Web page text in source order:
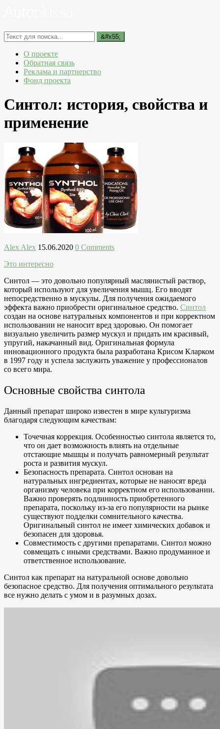
О проекте
Обратная связь
Реклама и партнерство
Фонд проекта
Синтол: история, свойства и
применение
Alex Alex 15.06.2020 0 Comments
Это интересно
Синтол — это довольно популярный маслянистый раствор,
который используют для увеличения мышц. Его вводят
непосредственно в мускулы. Для получения ожидаемого
эффекта важно приобрести оригинальное средство. Синтол
создан на основе натуральных компонентов и при корректном
использовании не наносит вред здоровью. Он помогает
визуально увеличить размер мускул и придать им красивый,
упругий, накачанный вид. Оригинальная формула
инновационного продукта была разработана Крисом Кларком
в 1997 году и успела заслужить уважение у профессионалов
со всего мира.
Основные свойства синтола
Данный препарат широко известен в мире культуризма
благодаря следующим качествам:
Точечная коррекция. Особенностью синтола является то,
что он дает возможность влиять на отдельные
отстающие мышцы и получать равномерный результат
роста и развития мускул.
Безопасность препарата. Синтол основан на
натуральных ингредиентах, которые не наносят вреда
организму человека при корректном его использовании.
Важно проверять подлинность приобретенного
препарата, поскольку из-за его популярности на рынке
существуют подделки сомнительного качества.
Оригинальный синтол не имеет химических добавок и
безопасен для здоровья.
Совместимость с другими препаратами. Синтол можно
совмещать с иными средствами. Важно продуманное и
ответственное использование.
Синтол как препарат на натуральной основе довольно
безопасное средство. Для получения оптимального результата
все нужно делать с умом и в разумных дозах.